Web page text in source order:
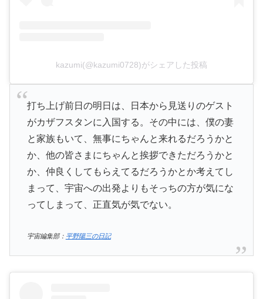
kazumi(@kazumi0728)がシェアした投稿
打ち上げ前日の明日は、日本から見送りのゲスト
がカザフスタンに入国する。その中には、僕の妻
と家族もいて、無事にちゃんと来れるだろうかと
か、他の皆さまにちゃんと挨拶できただろうかと
か、仲良くしてもらえてるだろうかとか考えてし
まって、宇宙への出発よりもそっちの方が気にな
ってしまって、正直気が気でない。
宇宙編集部： 平野陽三の日記